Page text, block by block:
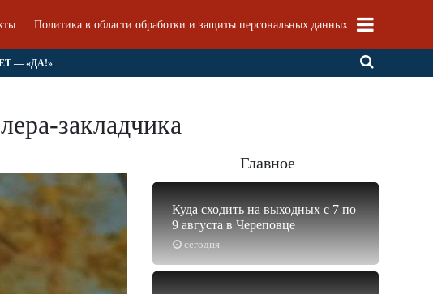
Политика в области обработки и защиты персональных данных
— «ДА!»
закладчика
Главное
сегодня
Куда сходить на выходных с 7 по
9 августа в Череповце